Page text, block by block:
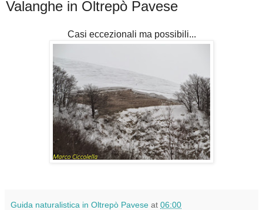
Valanghe in Oltrepò Pavese
Casi eccezionali ma possibili...
Guida naturalistica in Oltrepò Pavese at 06:00